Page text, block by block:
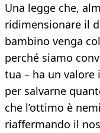
Una legge che,
ridimensionare il
bambino venga
perché siamo
tua – ha un
per salvarne
che l’ottimo è
riaffermando il